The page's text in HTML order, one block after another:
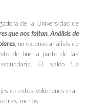
de la Universidad de
que nos faltan. Análisis de
, un extenso análisis de
de buena parte de las
El saldo fue
en estos volúmenes eran
otras, menos.